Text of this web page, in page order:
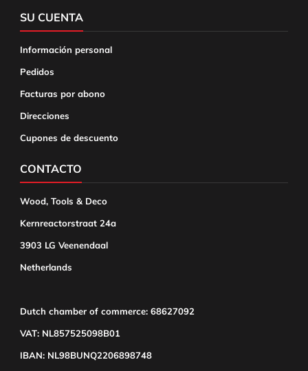
SU CUENTA
Información personal
Pedidos
Facturas por abono
Direcciones
Cupones de descuento
CONTACTO
Wood, Tools & Deco
Kernreactorstraat 24a
3903 LG Veenendaal
Netherlands
Dutch chamber of commerce: 68627092
VAT: NL857525098B01
IBAN: NL98BUNQ2206898748